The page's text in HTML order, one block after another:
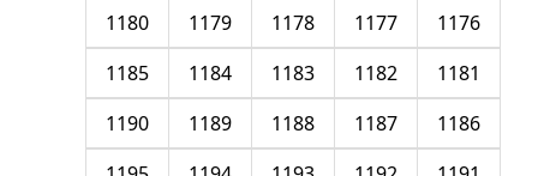
1176
1177
1178
1179
1180
1181
1182
1183
1184
1185
1186
1187
1188
1189
1190